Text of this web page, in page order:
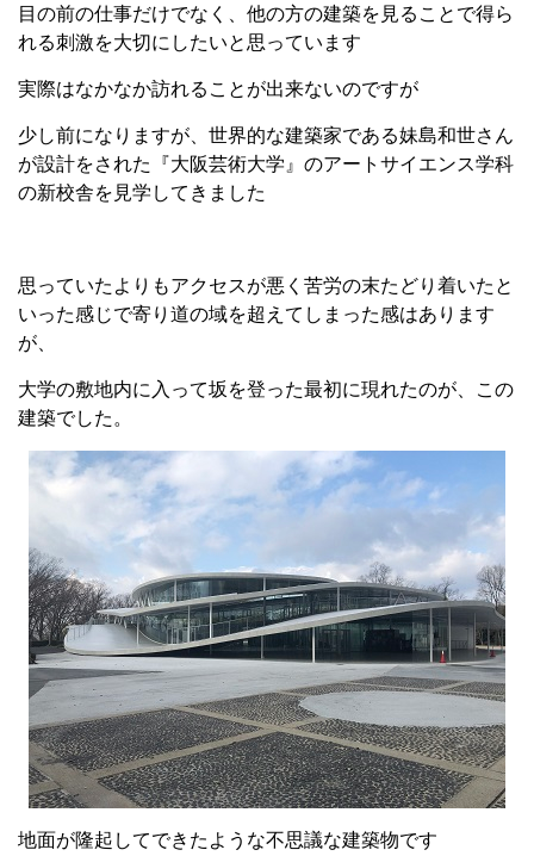
目の前の仕事だけでなく、他の方の建築を見ることで得ら
れる刺激を大切にしたいと思っています
実際はなかなか訪れることが出来ないのですが
少し前になりますが、世界的な建築家である妹島和世さん
が設計をされた『大阪芸術大学』のアートサイエンス学科
の新校舎を見学してきました
思っていたよりもアクセスが悪く苦労の末たどり着いたと
いった感じで寄り道の域を超えてしまった感はあります
が、
大学の敷地内に入って坂を登った最初に現れたのが、この
建築でした。
地面が隆起してできたような不思議な建築物です